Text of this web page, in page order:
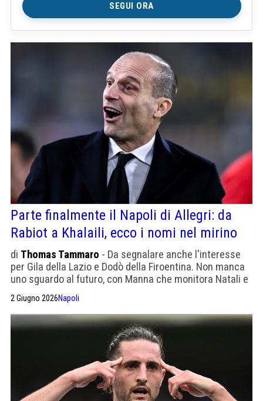
SEGUI ORA
Parte finalmente il Napoli di Allegri: da
Rabiot a Khalaili, ecco i nomi nel mirino
di Thomas Tammaro - Da segnalare anche l'interesse
per Gila della Lazio e Dodò della Firoentina. Non manca
uno sguardo al futuro, con Manna che monitora Natali e
2 Giugno 2026Napoli